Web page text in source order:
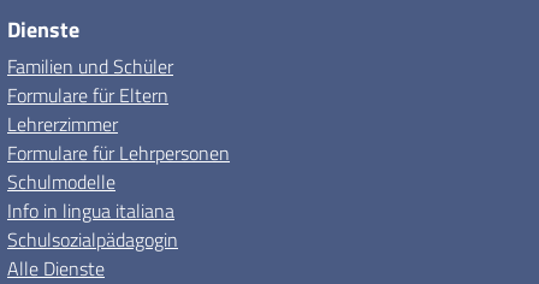
Dienste
Familien und Schüler
Formulare für Eltern
Lehrerzimmer
Formulare für Lehrpersonen
Schulmodelle
Info in lingua italiana
Schulsozialpädagogin
Alle Dienste